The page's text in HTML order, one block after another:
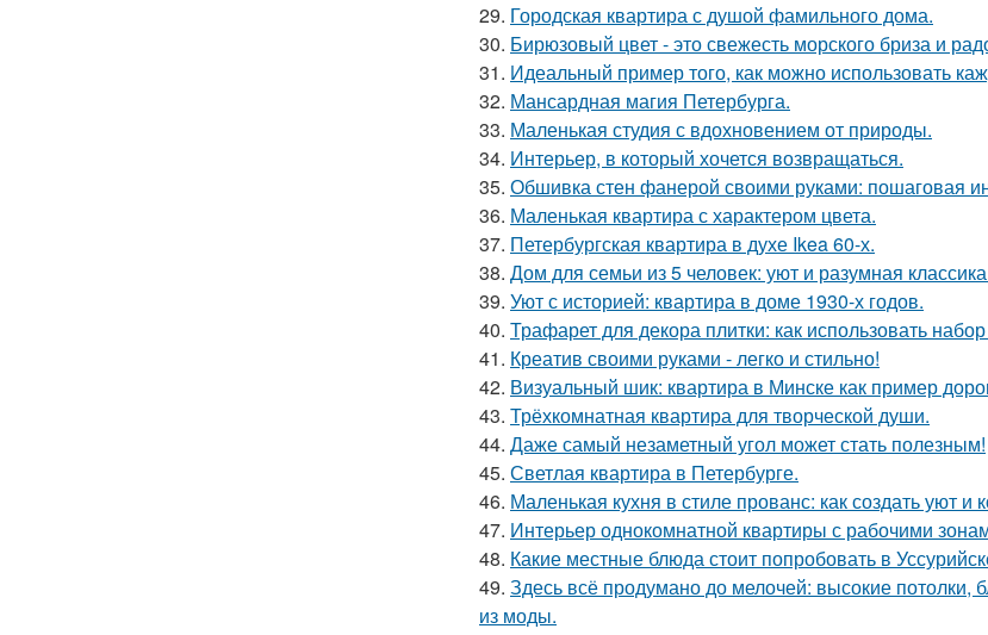
29. Городская квартира с душой фамильного дома.
30. Бирюзовый цвет - это свежесть морского бриза и
31. Идеальный пример того, как можно использовать
32. Мансардная магия Петербурга.
33. Маленькая студия с вдохновением от природы.
34. Интерьер, в который хочется возвращаться.
35. Обшивка стен фанерой своими руками: пошаговая
36. Маленькая квартира с характером цвета.
37. Петербургская квартира в духе Ikea 60-х.
38. Дом для семьи из 5 человек: уют и разумная
39. Уют с историей: квартира в доме 1930-х годов.
40. Трафарет для декора плитки: как использовать
41. Креатив своими руками - легко и стильно!
42. Визуальный шик: квартира в Минске как пример
43. Трёхкомнатная квартира для творческой души.
44. Даже самый незаметный угол может стать полезным!
45. Светлая квартира в Петербурге.
46. Маленькая кухня в стиле прованс: как создать уют и
47. Интерьер однокомнатной квартиры с рабочими
48. Какие местные блюда стоит попробовать в
49. Здесь всё продумано до мелочей: высокие
из моды.